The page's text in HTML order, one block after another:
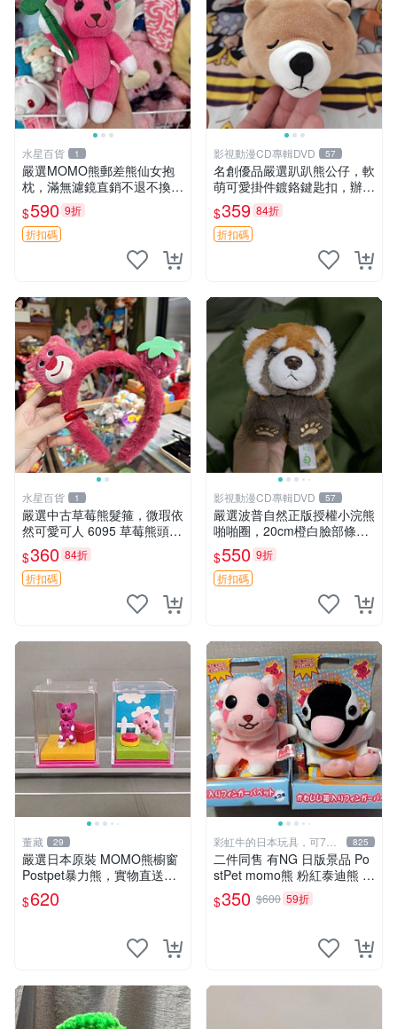
水星百貨 1
嚴選MOMO熊郵差熊仙女抱
枕，滿無濾鏡直銷不退不換
經典造型可愛必備 紅薯啵啵
間抱枕 抱枕 時尚
$590 9折
折扣碼
影視動漫CD專輯DVD 57
名創優品嚴選趴趴熊公仔，軟
萌可愛掛件鍍鉻鍵匙扣，辦公
放松好選擇 趴趴熊 鍍鉻鍵匙
扣 萬用掛件
$359 84折
折扣碼
水星百貨 1
嚴選中古草莓熊髮箍，微瑕依
然可愛可人 6095 草莓熊頭飾
中古髮圈 熊寶 寶寶 娃娃熊髮
箍 中古收藏 玩具髮夾
$360 84折
折扣碼
影視動漫CD專輯DVD 57
嚴選波普自然正版授權小浣熊
啪啪圈，20cm橙白臉部條紋
清晰，毛絨超萌贈品推薦。
小浣熊 波普 圈環
$550 9折
折扣碼
董藏 29
嚴選日本原裝 MOMO熊櫥窗
Postpet暴力熊，實物直送新
臺灣。MOMO熊 暴力熊 熊貓
櫥窗
$620
彩虹牛的日本玩具，可7取
付
825
二件同售 有NG 日版景品 Po
stPet momo熊 粉紅泰迪熊 妹
妹 comomo 企鵝 娃娃 布偶
手指頭 娃娃
$350 $600 59折